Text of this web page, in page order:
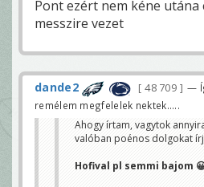
Pont ezért nem kéne utána
messzire vezet
dande2 48 709
—
remélem megfelelek nektek.....
Ahogy írtam, vagytok
valóban poénos dolgokat
Hofival pl semmi bajom